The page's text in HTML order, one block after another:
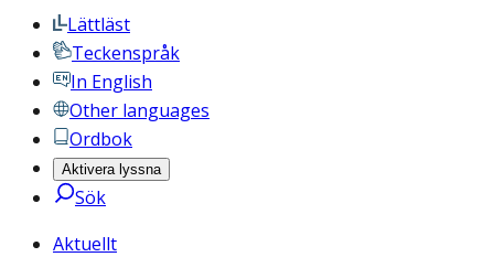
Lättläst
Teckenspråk
In English
Other languages
Ordbok
Aktivera lyssna
Sök
Aktuellt